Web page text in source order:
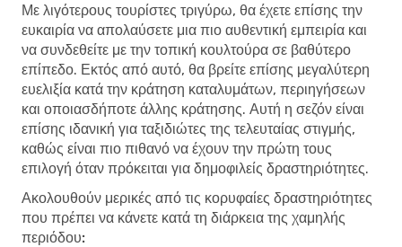
Με λιγότερους τουρίστες τριγύρω, θα έχετε επίσης την
ευκαιρία να απολαύσετε μια πιο αυθεντική εμπειρία και
να συνδεθείτε με την τοπική κουλτούρα σε βαθύτερο
επίπεδο. Εκτός από αυτό, θα βρείτε επίσης μεγαλύτερη
ευελιξία κατά την κράτηση καταλυμάτων, περιηγήσεων
και οποιασδήποτε άλλης κράτησης. Αυτή η σεζόν είναι
επίσης ιδανική για ταξιδιώτες της τελευταίας στιγμής,
καθώς είναι πιο πιθανό να έχουν την πρώτη τους
επιλογή όταν πρόκειται για δημοφιλείς δραστηριότητες.
Ακολουθούν μερικές από τις κορυφαίες δραστηριότητες
που πρέπει να κάνετε κατά τη διάρκεια της χαμηλής
περιόδου: